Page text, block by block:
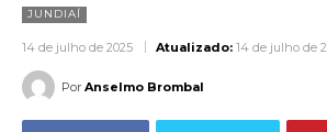
JUNDIAÍ
14 de julho de 2025 Atualizado: 14 de julho de
Por Anselmo Brombal